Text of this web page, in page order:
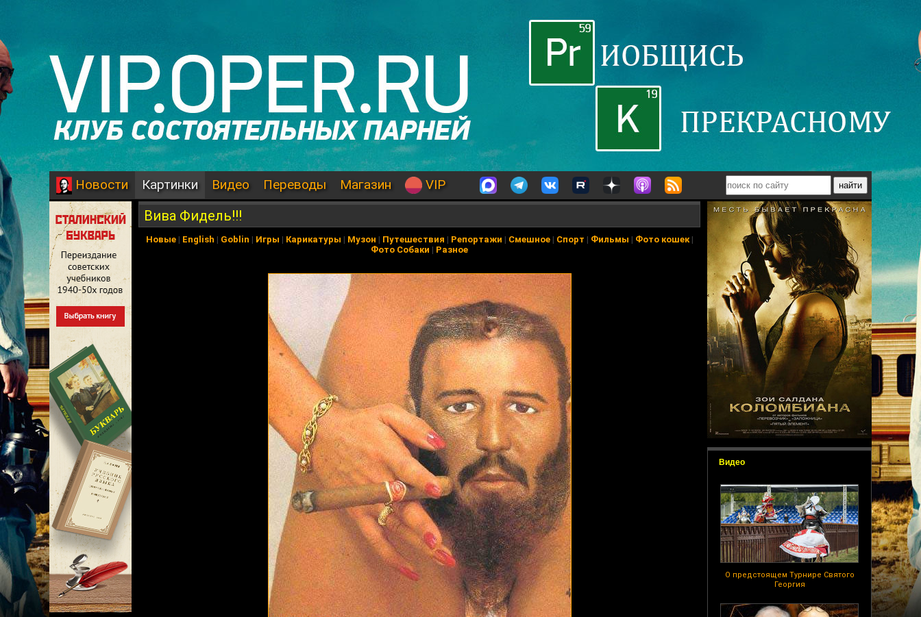
Новости Картинки Видео Переводы Магазин VIP
Видео
О предстоящем Турнире Святого
Георгия
Вива Фидель!!!
Новые| English | Goblin | Игры | Карикатуры | Музон | Путешествия | Репортажи | Смешное| Спорт | Фильмы | Фото кошек|
Фото Собаки | Разное